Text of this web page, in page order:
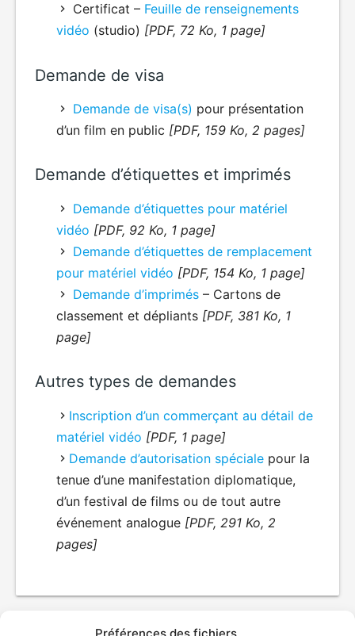
Certificat – Feuille de renseignements
vidéo (studio) [PDF, 72 Ko, 1 page]
Demande de visa
Demande de visa(s) pour présentation
d’un film en public [PDF, 159 Ko, 2 pages]
Demande d’étiquettes et imprimés
Demande d’étiquettes pour matériel
vidéo [PDF, 92 Ko, 1 page]
Demande d’étiquettes de remplacement
pour matériel vidéo [PDF, 154 Ko, 1 page]
Demande d’imprimés – Cartons de
classement et dépliants [PDF, 381 Ko, 1
page]
Autres types de demandes
Inscription d’un commerçant au détail de
matériel vidéo [PDF, 1 page]
Demande d’autorisation spéciale pour la
tenue d’une manifestation diplomatique,
d’un festival de films ou de tout autre
événement analogue [PDF, 291 Ko, 2
pages]